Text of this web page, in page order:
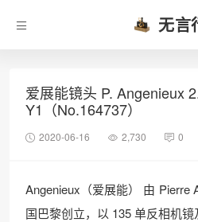
无言
爱展能镜头 P. Angenieux
Y1（No.164737）
2020-06-16 2,730 0
Angenieux（爱展能） 由 Pierre
国巴黎创立，以 135 单反相机镜